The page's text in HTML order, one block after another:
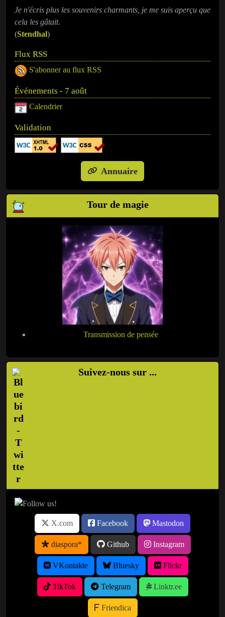
Je n'écris plus les souvenirs charmants, je me suis aperçu que
cela les gâtait.
(Stendhal)
Flux RSS
S'abonner au flux RSS
Événements - 7 août
Calendrier
Validation
Annuaire
Tour de magie
Transmission de pensée
Suivez-nous sur ...
X.com Facebook Mastodon
diaspora* Github Instagram
VKontakte Bluesky Flickr
TikTok Telegram Linktr.ee
Friendica